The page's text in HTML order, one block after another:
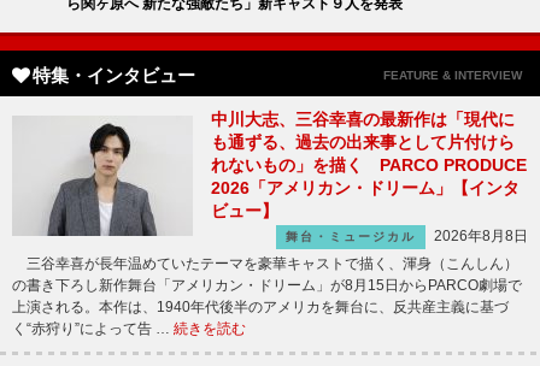
ら関ヶ原へ 新たな強敵たち」新キャスト９人を発表
特集・インタビュー FEATURE & INTERVIEW
中川大志、三谷幸喜の最新作は「現代に
も通ずる、過去の出来事として片付けら
れないもの」を描く PARCO PRODUCE
2026「アメリカン・ドリーム」【インタ
ビュー】
舞台・ミュージカル
2026年8月8日
三谷幸喜が長年温めていたテーマを豪華キャストで描く、渾身（こんしん）
の書き下ろし新作舞台「アメリカン・ドリーム」が8月15日からPARCO劇場で
上演される。本作は、1940年代後半のアメリカを舞台に、反共産主義に基づ
く“赤狩り”によって告 … 続きを読む